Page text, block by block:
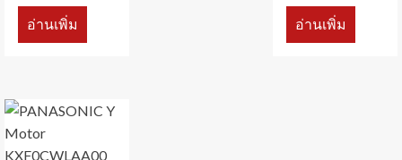
อ่านเพิ่ม
อ่านเพิ่ม